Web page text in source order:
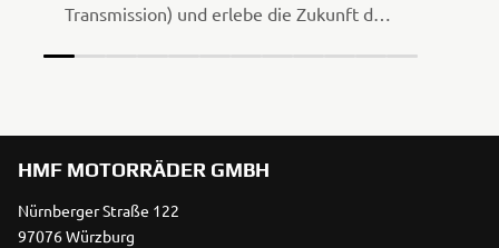
Transmission) und erlebe die Zukunft des
selbst testen – mit der Yamaha MT-07 Y-
AMT, MT-07 Y-AMT 35 kW und MT-09 Y-
AMT.
HMF MOTORRÄDER GMBH
Nürnberger Straße 122
97076 Würzburg